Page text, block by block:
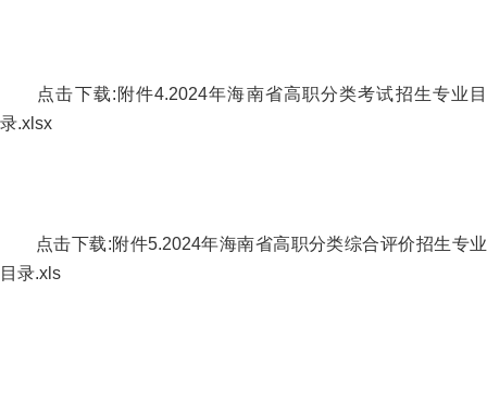
点击下载:附件4.2024年海南省高职分类考试招生专业目
录.xlsx
点击下载:附件5.2024年海南省高职分类综合评价招生专业
目录.xls